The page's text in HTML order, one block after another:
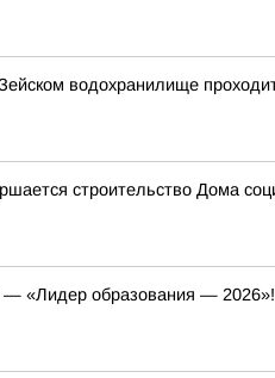
водохранилище
строительство Дома
«Лидер образования — 2026»!